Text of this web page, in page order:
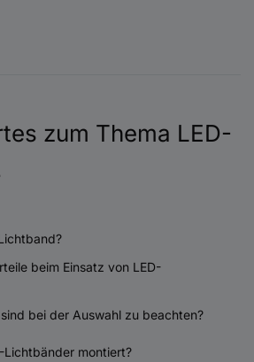
zum Thema LED-
beim Einsatz von LED-
bei der Auswahl zu beachten?
Lichtbänder montiert?